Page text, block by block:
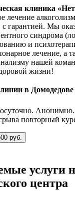
клиника
лечение
с гарантией. Мы
синдрома
и
лечение, а
нашей
жизни!
в Домодедове
Анонимно.
срыва повторный
руб.
услуги
центра